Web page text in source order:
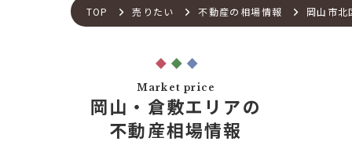
不動産流通の仕組み
住宅ローンサポート
住宅売却サポート
店舗紹介
スタッフ紹介
お知らせ一覧
不動産コラム
TOP 売りたい 不動産の相場情報 岡山市北
Market price
岡山・倉敷エリアの
不動産相場情報